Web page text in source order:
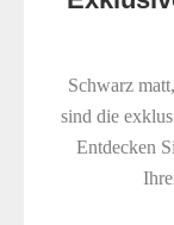
Schwarz
sind die
Entdecken